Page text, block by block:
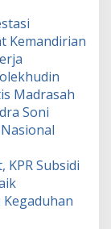
Kemandirian
Madrasah
Soni
Subsidi